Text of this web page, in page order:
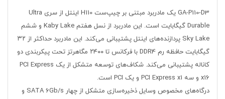
GA-P110-D3 یک مادربرد مبتنی بر چیپ‌ست H110 اینتل از سری Ultra
Durable گیگابایت است. این مادربرد از نسل هفتم Kaby Lake و ششم
Sky Lake پردازنده‌های اینتل پشتیبانی می‌کند. این مادربرد حداکثر از ۳۲
گیگابایت حافظه رم DDR4 با فرکانس تا ۲۴۰۰ مگاهرتز تحت پیکربندی دو
کاناله پشتیبانی می‌کند. شکاف‌های توسعه متشکل از یک PCI Express
x16 و سه PCI Express x1 و یک PCI است.
درگاه‌های مخصوص وسایل ذخیره‌سازی متشکل از چهار SATA 6Gb/s و